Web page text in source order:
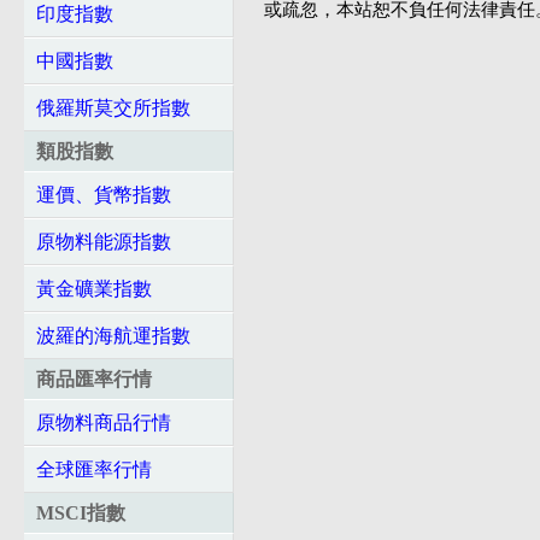
印度指數
中國指數
俄羅斯莫交所指數
類股指數
運價、貨幣指數
原物料能源指數
黃金礦業指數
波羅的海航運指數
商品匯率行情
原物料商品行情
全球匯率行情
MSCI指數
或疏忽，本站恕不負任何法律責任